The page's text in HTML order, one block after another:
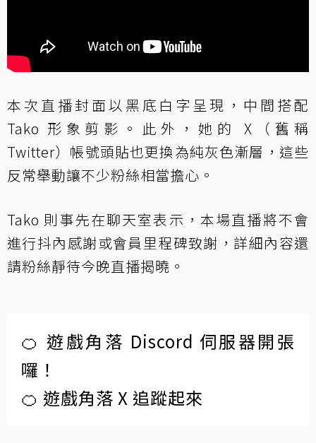
本次直播封面以黑底白字呈現，中間搭配
Tako 形象剪影。此外，她的 X（舊稱
Twitter）帳號頭貼也更換為純灰色漸層，這些
反常舉動讓不少粉絲相當擔心。
Tako 則事先在聊天室表示，本場直播將不會
進行抖內感謝或會員里程碑致謝，詳細內容還
請粉絲靜待今晚直播揭曉。
🍊 遊戲角落 Discord 伺服器開張
囉！
🍊 遊戲角落 X 追蹤起來